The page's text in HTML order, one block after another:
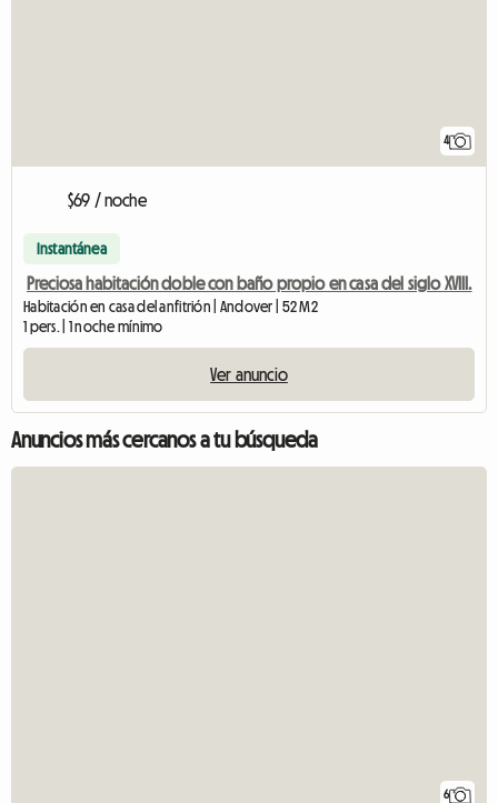
4
$69 / noche
Instantánea
Preciosa habitación doble con baño propio en casa del siglo XVIII.
Habitación en casa del anfitrión | Andover | 52 M2
1 pers. | 1 noche mínimo
Ver anuncio
Anuncios más cercanos a tu búsqueda
6